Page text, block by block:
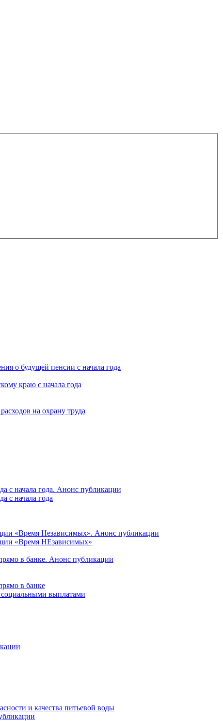
о будущей пенсии с начала года
краю с начала года
на охрану труда
с начала года. Анонс публикации
с начала года
«Время Независимых». Анонс публикации
«Время НЕзависимых»
в банке. Анонс публикации
в банке
выплатами
и качества питьевой воды